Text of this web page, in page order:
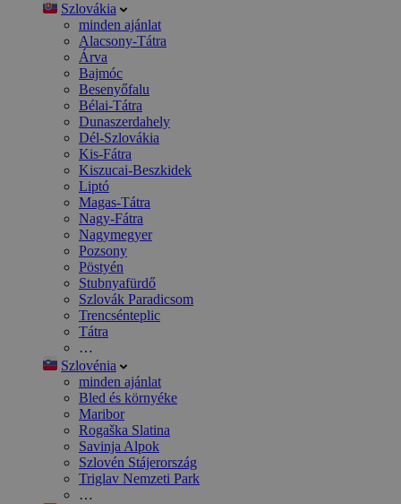
Szlovákia
minden ajánlat
Alacsony-Tátra
Árva
Bajmóc
Besenyőfalu
Bélai-Tátra
Dunaszerdahely
Dél-Szlovákia
Kis-Fátra
Kiszucai-Beszkidek
Liptó
Magas-Tátra
Nagy-Fátra
Nagymegyer
Pozsony
Pöstyén
Stubnyafürdő
Szlovák Paradicsom
Trencsénteplic
Tátra
…
Szlovénia
minden ajánlat
Bled és környéke
Maribor
Rogaška Slatina
Savinja Alpok
Szlovén Stájerország
Triglav Nemzeti Park
…